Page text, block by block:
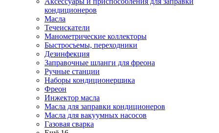
кондиционеров
Масла
Течеискатели
Манометрические коллекторы
Быстросъемы, переходники
Дезинфекция
Заправочные шланги для фреона
Ручные станции
Наборы кондиционерщика
Фреон
Инжектор масла
Масла для заправки кондиционеров
Масла для вакуумных насосов
Газовая сварка